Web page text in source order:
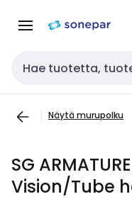
navigointiinsisältöön
Haku
Näytä murupolku
SG
Vision/Tube